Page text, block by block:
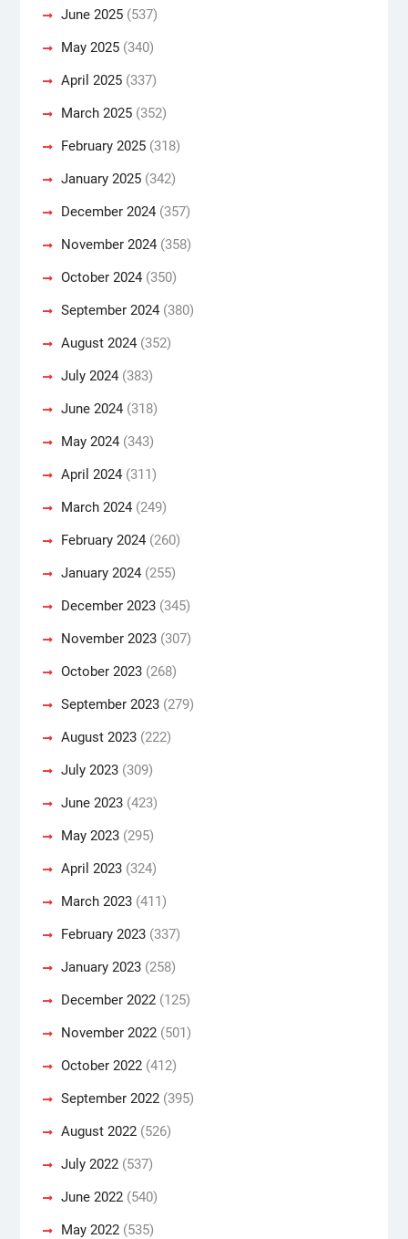
June 2025(537)
May 2025(340)
April 2025(337)
March 2025(352)
February 2025(318)
January 2025(342)
December 2024(357)
November 2024(358)
October 2024(350)
September 2024(380)
August 2024(352)
July 2024(383)
June 2024(318)
May 2024(343)
April 2024(311)
March 2024(249)
February 2024(260)
January 2024(255)
December 2023(345)
November 2023(307)
October 2023(268)
September 2023(279)
August 2023(222)
July 2023(309)
June 2023(423)
May 2023(295)
April 2023(324)
March 2023(411)
February 2023(337)
January 2023(258)
December 2022(125)
November 2022(501)
October 2022(412)
September 2022(395)
August 2022(526)
July 2022(537)
June 2022(540)
May 2022(535)